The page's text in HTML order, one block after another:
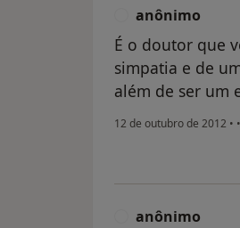
anônimo
É o doutor que
simpatia e de
além de ser um
12 de outubro de 2012 • •
anônimo